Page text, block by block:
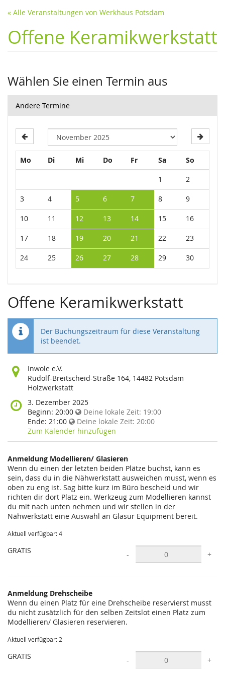
« Alle Veranstaltungen von Werkhaus Potsdam
Offene Keramikwerkstatt
Wählen Sie einen Termin aus
Andere Termine
Mo Montag
DiDienstag
MiMittwoch
Do Donnerstag
FrFreitagSaSamstag
So
1 2
3 4 5 6 7 8 9
10 11 12 13 14 15 16
17 18 19 20 21 22 23
24 25 26 27 28 29 30
Offene Keramikwerkstatt
Der Buchungszeitraum für diese Veranstaltung
ist beendet.
Wo
findet
diese
statt?
Inwole e.V.
Rudolf-Breitscheid-Straße 164, 14482 Potsdam
Holzwerkstatt
Wann
findet
diese
Veranstaltung
statt?
3. Dezember 2025
Beginn: 20:00 Deine lokale Zeit: 19:00
Ende: 21:00 Deine lokale Zeit: 20:00
Zum Kalender hinzufügen
Anmeldung Modellieren/ Glasieren
Wenn du einen der letzten beiden Plätze buchst, kann es
sein, dass du in die Nähwerkstatt ausweichen musst, wenn es
oben zu eng ist. Sag bitte kurz im Büro bescheid und wir
richten dir dort Platz ein. Werkzeug zum Modellieren kannst
du mit nach unten nehmen und wir stellen in der
Nähwerkstatt eine Auswahl an Glasur Equipment bereit.
Aktuell verfügbar: 4
GRATIS - +
Anmeldung Drehscheibe
Wenn du einen Platz für eine Drehscheibe reservierst musst
du nicht zusätzlich für den selben Zeitslot einen Platz zum
Modellieren/ Glasieren reservieren.
Aktuell verfügbar: 2
GRATIS - +